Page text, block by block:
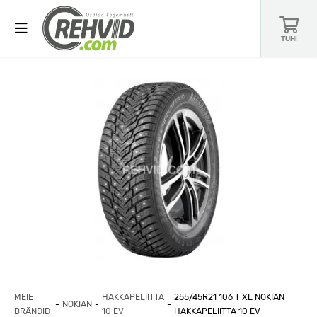
TÜHI
MEIE
BRÄNDID
NOKIAN
HAKKAPELIITTA
10 EV
255/45R21 106 T XL NOKIAN
HAKKAPELIITTA 10 EV